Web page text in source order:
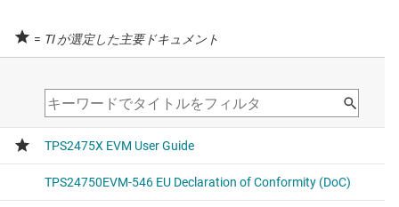
= TI が選定した主要ドキュメント